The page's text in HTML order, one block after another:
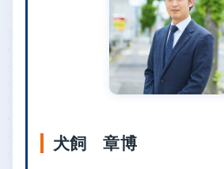
犬飼 章博